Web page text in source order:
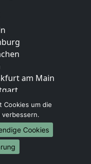
am Main
Cookies um die
Cookies